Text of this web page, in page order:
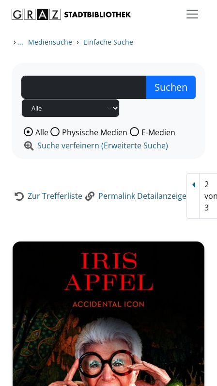
› ... Mediensuche › Einfache Suche
Wählen Sie die Medienart nach der Sie suchen wollen.
Alle Physische Medien
E-Medien
Suche verfeinern (Erweiterte Suche)
Zur Trefferliste Permalink Detailanzeige
2
3